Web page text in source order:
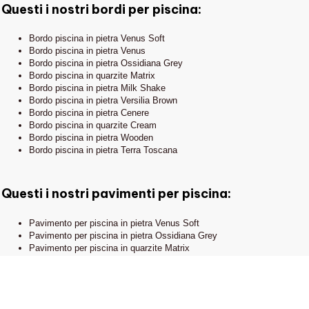
Questi i nostri bordi per piscina:
Bordo piscina in pietra Venus Soft
Bordo piscina in pietra Venus
Bordo piscina in pietra Ossidiana Grey
Bordo piscina in quarzite Matrix
Bordo piscina in pietra Milk Shake
Bordo piscina in pietra Versilia Brown
Bordo piscina in pietra Cenere
Bordo piscina in quarzite Cream
Bordo piscina in pietra Wooden
Bordo piscina in pietra Terra Toscana
Questi i nostri pavimenti per piscina:
Pavimento per piscina in pietra Venus Soft
Pavimento per piscina in pietra Ossidiana Grey
Pavimento per piscina in quarzite Matrix
EXCLUSIVE
Commerciale:
via Pietro Isola, 3
15067 Novi Ligure (AL)
Pavimenti in pietra